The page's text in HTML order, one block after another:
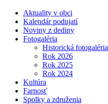
Aktuality v obci
Kalendár podujatí
Noviny z dediny
Fotogaléria
Historická fotogaléria
Rok 2026
Rok 2025
Rok 2024
Kultúra
Farnosť
Spolky a združenia